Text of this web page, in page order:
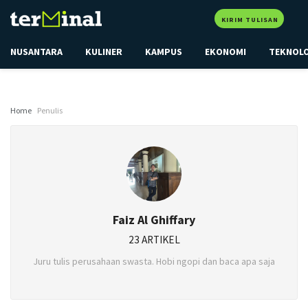
KIRIM TULISAN
NUSANTARA KULINER KAMPUS EKONOMI
Home Penulis
Faiz Al Ghiffary
23 ARTIKEL
Juru tulis perusahaan swasta. Hobi ngopi dan baca apa saja